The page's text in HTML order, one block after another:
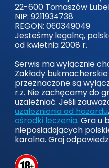
22-600 Tomaszów
NIP: 9211934738
REGON: 060349049
Jesteśmy legalną,
od kwietnia 2008 r.
Serwis ma wyłącznie
Zakłady
przeznaczone są
r.ż. Nie zachęcamy do
uzależniać. Jeśli
uzależnienia od hazardu
ośrodki leczenia. Gra u
nieposiadających
karalna. Graj